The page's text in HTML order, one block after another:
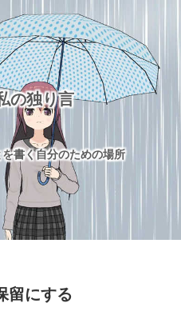
の独り言
書く自分のための場所
留にする